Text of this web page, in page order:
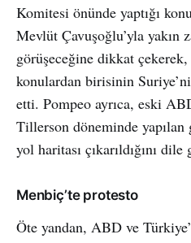
Komitesi önünde yaptığı
Mevlüt Çavuşoğlu’yla yakın
görüşeceğine dikkat
konulardan birisinin
etti. Pompeo ayrıca, eski
Tillerson döneminde
yol haritası çıkarıldığını
Menbiç’te protesto
Öte yandan, ABD ve